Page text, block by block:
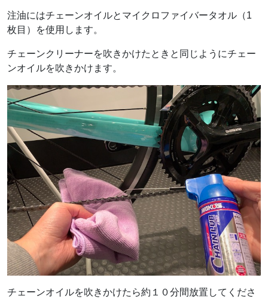
注油にはチェーンオイルとマイクロファイバータオル（1
枚目）を使用します。
チェーンクリーナーを吹きかけたときと同じようにチェー
ンオイルを吹きかけます。
チェーンオイルを吹きかけたら約１０分間放置してくださ